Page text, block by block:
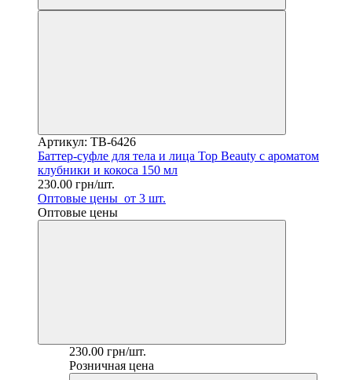
Артикул: TB-6426
Баттер-суфле для тела и лица Top Beauty с ароматом
клубники и кокоса 150 мл
230.00 грн/шт.
Оптовые цены от 3 шт.
Оптовые цены
230.00 грн/шт.
Розничная цена